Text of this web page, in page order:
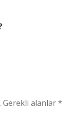
Gerekli alanlar*